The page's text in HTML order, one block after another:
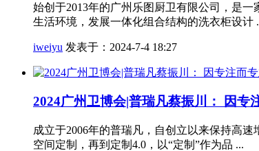
始创于2013年的广州乐图厨卫有限公司，是
生活环境，发展一体化组合结构的洗衣柜设计
iweiyu 发表于：2024-7-4 18:27
2024广州卫博会|普瑞凡蔡振川： 因专
成立于2006年的普瑞凡，自创立以来保持高
空间定制，再到定制4.0，以“定制”作为品 ...